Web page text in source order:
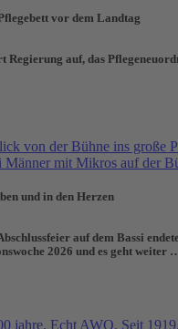
vor dem Landtag
Regierung auf, das
und in den Herzen
auf dem Bassi
2026 und es geht weiter